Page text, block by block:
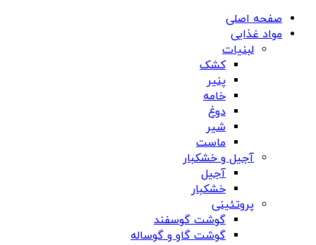
صفحه اصلی
مواد غذایی
لبنیات
کشک
پنیر
خامه
دوغ
شیر
ماست
آجیل و خشکبار
آجیل
خشکبار
پروتئینی
گوشت گوسفند
گوشت گاو و گوساله